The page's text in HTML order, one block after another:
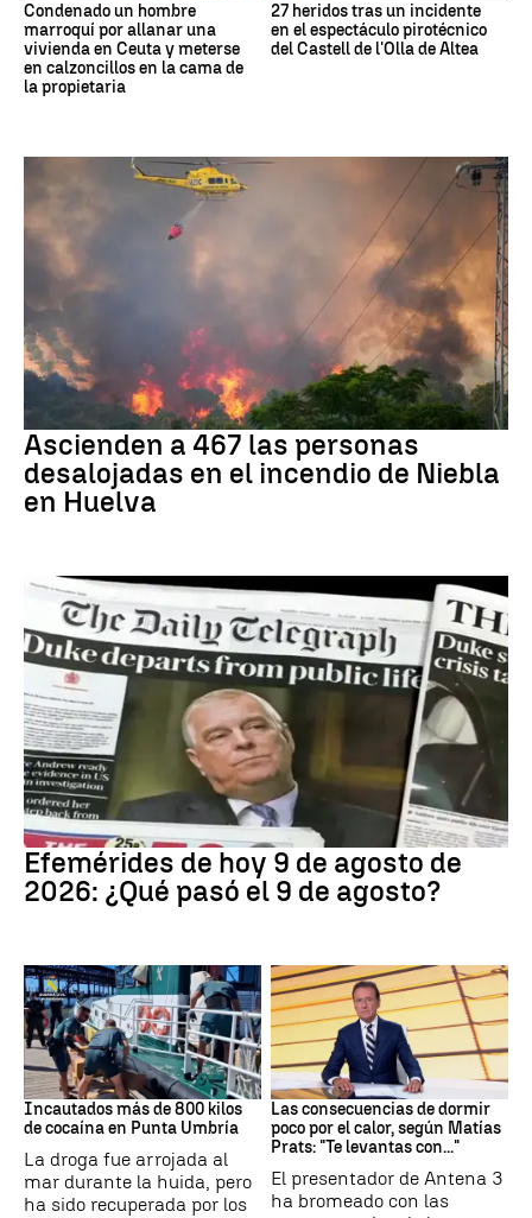
Condenado un hombre
marroquí por allanar una
vivienda en Ceuta y meterse
en calzoncillos en la cama de
la propietaria
27 heridos tras un incidente
en el espectáculo pirotécnico
del Castell de l'Olla de Altea
Incendio
Ascienden a 467 las personas
desalojadas en el incendio de Niebla
en Huelva
Efemérides
Efemérides de hoy 9 de agosto de
2026: ¿Qué pasó el 9 de agosto?
Tráfico de drogas
Incautados más de 800 kilos
de cocaína en Punta Umbría
La droga fue arrojada al
mar durante la huida, pero
ha sido recuperada por los
Las consecuencias de dormir
poco por el calor, según Matías
Prats: "Te levantas con..."
El presentador de Antena 3
ha bromeado con las